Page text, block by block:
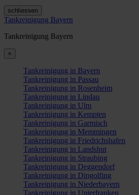
schliessen
Tankreinigung Bayern
Tankreinigung Bayern
×
Tankreinigung in Bayern
Tankreinigung in Passau
Tankreinigung in Rosenheim
Tankreinigung in Lindau
Tankreinigung in Ulm
Tankreinigung in Kempten
Tankreinigung in Garmisch
Tankreinigung in Memmingen
Tankreinigung in Friedrichshafen
Tankreinigung in Landshut
Tankreinigung in Straubing
Tankreinigung in Deggendorf
Tankreinigung in Dingolfing
Tankreinigung in Niederbayern
Tankreinigung in Unterfranken